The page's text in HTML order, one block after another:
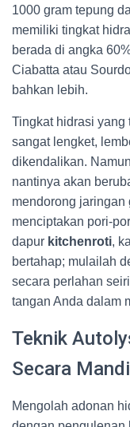
1000 gram tepung
memiliki tingkat
berada di angka
Ciabatta atau
bahkan lebih.
Tingkat hidrasi yang
sangat lengket,
dikendalikan.
nantinya akan
mendorong jaringan
menciptakan pori-
dapur kitchenroti,
bertahap; mulailah
secara perlahan
tangan Anda dalam
Teknik
Secara
Mengolah adonan